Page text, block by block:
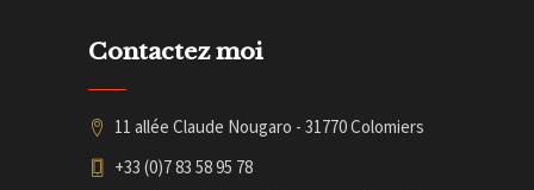
Contactez moi
11 allée Claude Nougaro - 31770 Colomiers
+33 (0)7 83 58 95 78